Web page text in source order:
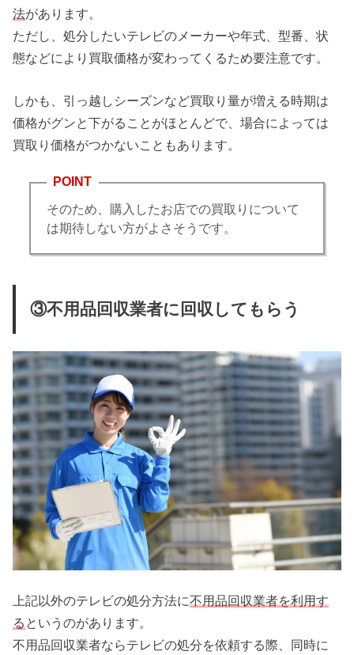
法があります。
ただし、処分したいテレビのメーカーや年式、型番、状
態などにより買取価格が変わってくるため要注意です。
しかも、引っ越しシーズンなど買取り量が増える時期は
価格がグンと下がることがほとんどで、場合によっては
買取り価格がつかないこともあります。
POINT
そのため、購入したお店での買取りについて
は期待しない方がよさそうです。
③不用品回収業者に回収してもらう
上記以外のテレビの処分方法に不用品回収業者を利用す
る というのがあります。
不用品回収業者ならテレビの処分を依頼する際、同時に